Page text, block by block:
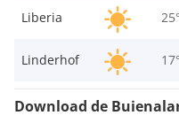
Liberia
25°
Linderhof 17°
Download de